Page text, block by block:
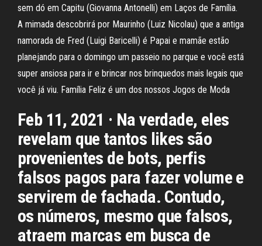
sem dó em Capitu (Giovanna Antonelli) em Laços de Família.
A mimada descobrirá por Maurinho (Luiz Nicolau) que a antiga
namorada de Fred (Luigi Baricelli) é Papai e mamãe estão
planejando para o domingo um passeio no parque e você está
super ansiosa para ir e brincar nos brinquedos mais legais que
você já viu. Família Feliz é um dos nossos Jogos de Moda
Feb 11, 2021 · Na verdade, eles
revelam que tantos likes são
provenientes de bots, perfis
falsos pagos para fazer volume e
servirem de fachada. Contudo,
os números, mesmo que falsos,
atraem marcas em busca de